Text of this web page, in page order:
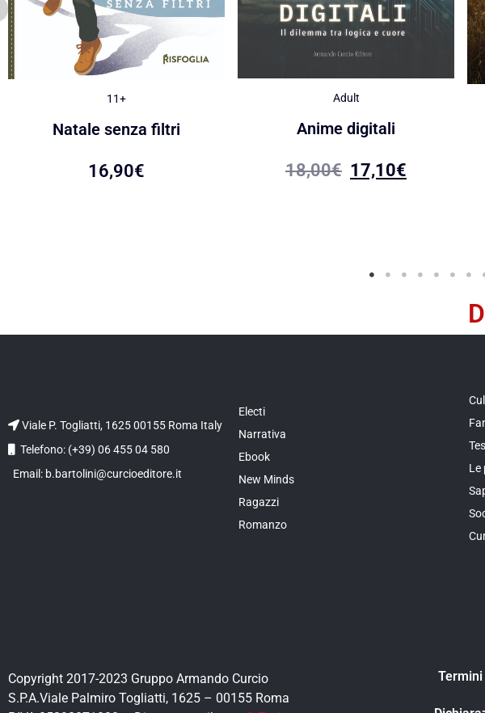
11+
Natale senza filtri
16,90€
Adult
Anime digitali
18,00€ 17,10€
Viale P. Togliatti, 1625 00155 Roma Italy
Telefono: (+39) 06 455 04 580
Email: b.bartolini@curcioeditore.it
Electi
Narrativa
Ebook
New Minds
Ragazzi
Romanzo
Le
Copyright 2017-2023 Gruppo Armando Curcio
S.P.A.Viale Palmiro Togliatti, 1625 – 00155 Roma
Termini